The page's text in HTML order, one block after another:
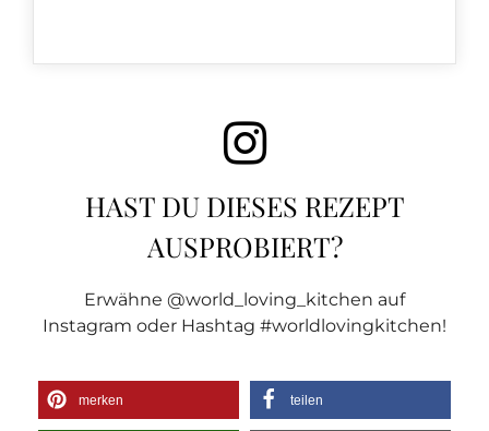
HAST DU DIESES REZEPT
AUSPROBIERT?
Erwähne @world_loving_kitchen auf
Instagram oder Hashtag #worldlovingkitchen!
merken teilen